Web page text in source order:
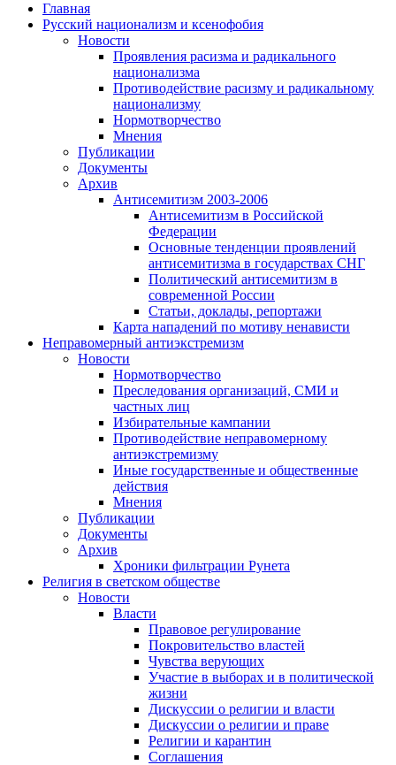
Главная
Русский национализм и ксенофобия
Новости
Проявления расизма и радикального
национализма
Противодействие расизму и радикальному
национализму
Нормотворчество
Мнения
Публикации
Документы
Архив
Антисемитизм 2003-2006
Антисемитизм в Российской
Федерации
Основные тенденции проявлений
антисемитизма в государствах СНГ
Политический антисемитизм в
современной России
Статьи, доклады, репортажи
Карта нападений по мотиву ненависти
Неправомерный антиэкстремизм
Новости
Нормотворчество
Преследования организаций, СМИ и
частных лиц
Избирательные кампании
Противодействие неправомерному
антиэкстремизму
Иные государственные и общественные
действия
Мнения
Публикации
Документы
Архив
Хроники фильтрации Рунета
Религия в светском обществе
Новости
Власти
Правовое регулирование
Покровительство властей
Чувства верующих
Участие в выборах и в политической
жизни
Дискуссии о религии и власти
Дискуссии о религии и праве
Религии и карантин
Соглашения